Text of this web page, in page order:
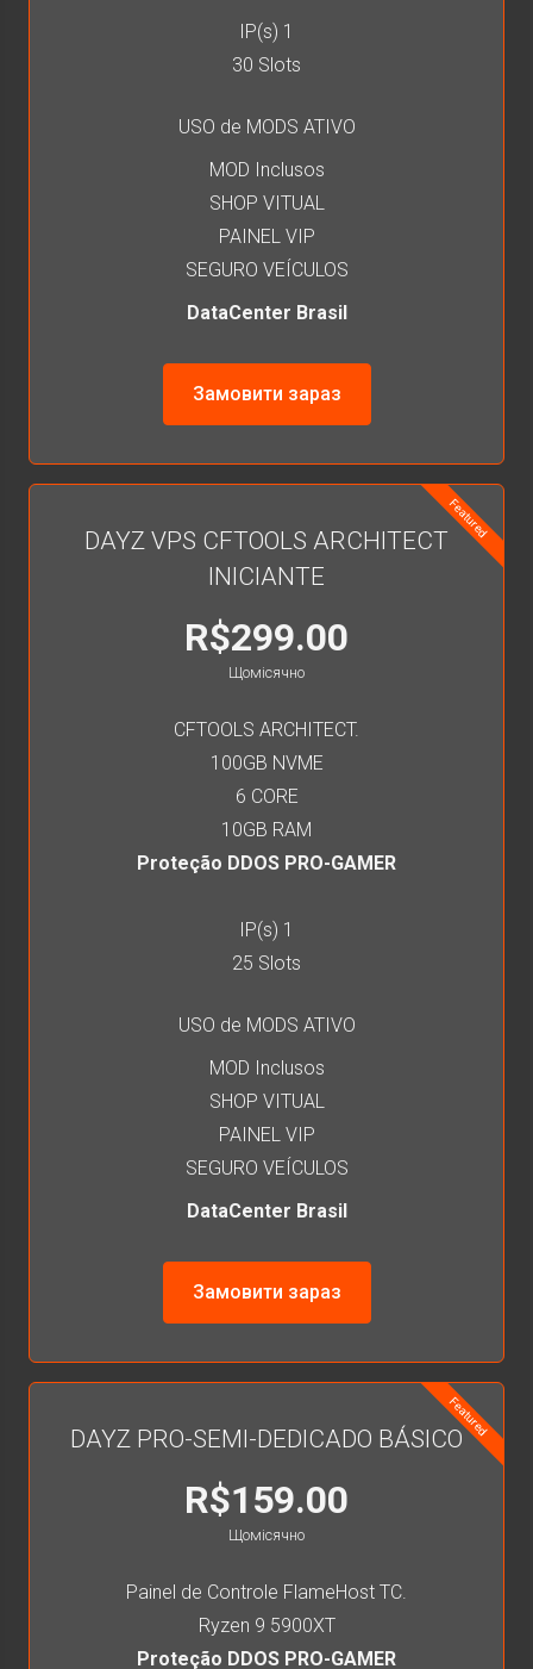
USO de MODS ATIVO
MOD Inclusos
SHOP VITUAL
PAINEL VIP
SEGURO VEÍCULOS
DataCenter Brasil
IP(s) 1
30 Slots
Замовити зараз
Featured
DAYZ VPS CFTOOLS ARCHITECT
INICIANTE
R$299.00
Щомісячно
USO de MODS ATIVO
MOD Inclusos
SHOP VITUAL
PAINEL VIP
SEGURO VEÍCULOS
DataCenter Brasil
CFTOOLS ARCHITECT.
100GB NVME
6 CORE
10GB RAM
Proteção DDOS PRO-GAMER
IP(s) 1
25 Slots
Замовити зараз
Featured
DAYZ PRO-SEMI-DEDICADO BÁSICO
R$159.00
Щомісячно
Painel de Controle FlameHost TC.
Ryzen 9 5900XT
Proteção DDOS PRO-GAMER